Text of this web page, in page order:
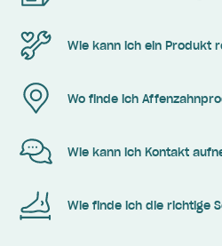
Wie kann ich ein Produkt
Wo finde ich
Wie kann ich Kontakt
Wie finde ich die richtige